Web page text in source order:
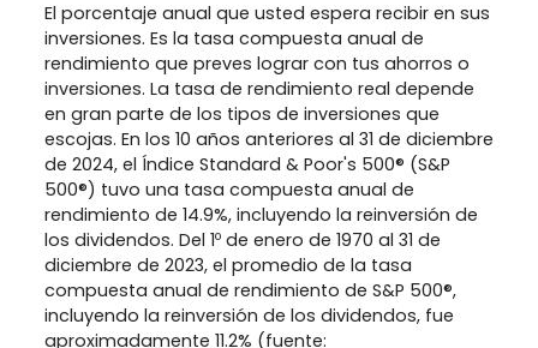
El porcentaje anual que usted espera recibir en sus
inversiones. Es la tasa compuesta anual de
rendimiento que preves lograr con tus ahorros o
inversiones. La tasa de rendimiento real depende
en gran parte de los tipos de inversiones que
escojas. En los 10 años anteriores al 31 de diciembre
de 2024, el Índice Standard & Poor's 500® (S&P
500®) tuvo una tasa compuesta anual de
rendimiento de 14.9%, incluyendo la reinversión de
los dividendos. Del 1o de enero de 1970 al 31 de
diciembre de 2023, el promedio de la tasa
compuesta anual de rendimiento de S&P 500®,
incluyendo la reinversión de los dividendos, fue
aproximadamente 11.2% (fuente: